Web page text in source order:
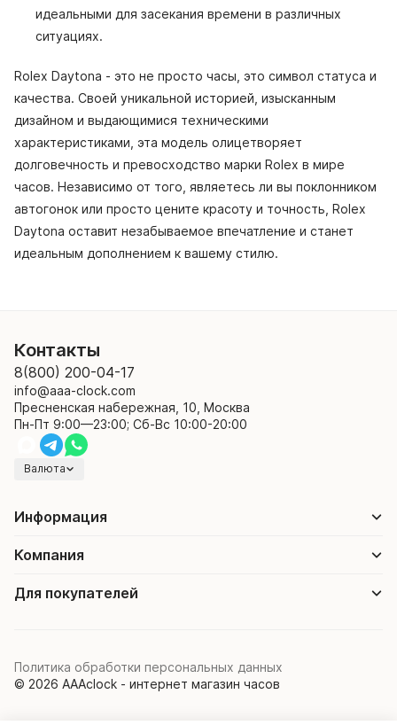
идеальными для засекания времени в различных
ситуациях.
Rolex Daytona - это не просто часы, это символ статуса и
качества. Своей уникальной историей, изысканным
дизайном и выдающимися техническими
характеристиками, эта модель олицетворяет
долговечность и превосходство марки Rolex в мире
часов. Независимо от того, являетесь ли вы поклонником
автогонок или просто цените красоту и точность, Rolex
Daytona оставит незабываемое впечатление и станет
идеальным дополнением к вашему стилю.
Контакты
8(800) 200-04-17
info@aaa-clock.com
Пресненская набережная, 10, Москва
Пн-Пт 9:00—23:00; Сб-Вс 10:00-20:00
Валюта
Информация
Компания
Для покупателей
© 2026 AAAclock - интернет магазин часов
Политика обработки персональных данных